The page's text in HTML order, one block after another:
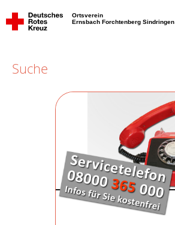
Ortsverein
Ernsbach Forchtenberg Sindringen
Suche